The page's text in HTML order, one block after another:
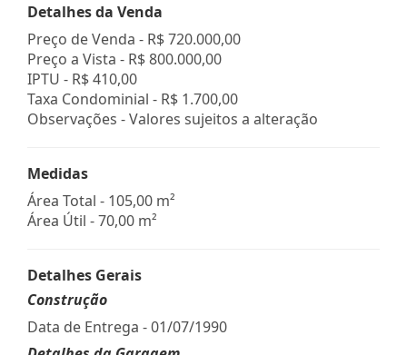
Detalhes da Venda
Preço de Venda - R$ 720.000,00
Preço a Vista - R$ 800.000,00
IPTU - R$ 410,00
Taxa Condominial - R$ 1.700,00
Observações - Valores sujeitos a alteração
Medidas
Área Total - 105,00 m²
Área Útil - 70,00 m²
Detalhes Gerais
Construção
Data de Entrega - 01/07/1990